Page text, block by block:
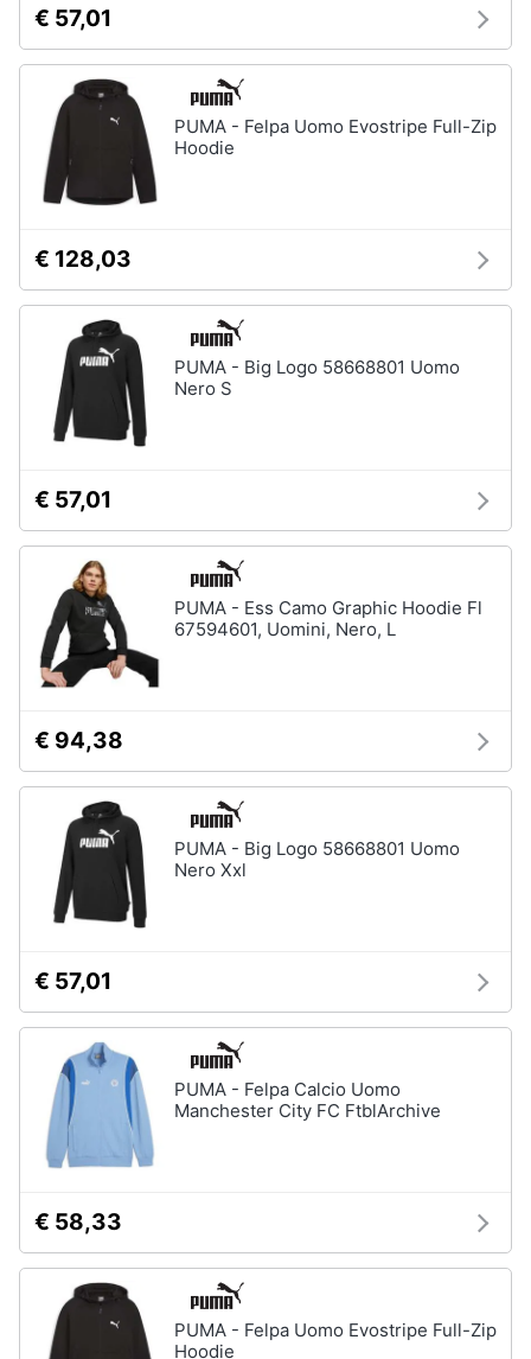
infanzia
Fotografia
Abbigliamento
Sport
Animali
Motori
cd
dvd
Festività
e
ricorrenze
Servizi
Assistenza
clienti
Sneakers
Scarpe
Anfibi
Ciabatte
Vedi
Accessori
Sigaretta
elettronica
Borse
Occhiali
tutti
Pantaloni
Orologi
Apple
Watch
Smartwatch
Orologi
Orologi
donna
€ 57,01
PUMA - Felpa Uomo Evostripe Full-Zip
Hoodie
€ 128,03
PUMA - Big Logo 58668801 Uomo
Nero S
€ 57,01
PUMA - Ess Camo Graphic Hoodie Fl
67594601, Uomini, Nero, L
€ 94,38
PUMA - Big Logo 58668801 Uomo
Nero Xxl
€ 57,01
PUMA - Felpa Calcio Uomo
Manchester City FC FtblArchive
€ 58,33
PUMA - Felpa Uomo Evostripe Full-Zip
Hoodie